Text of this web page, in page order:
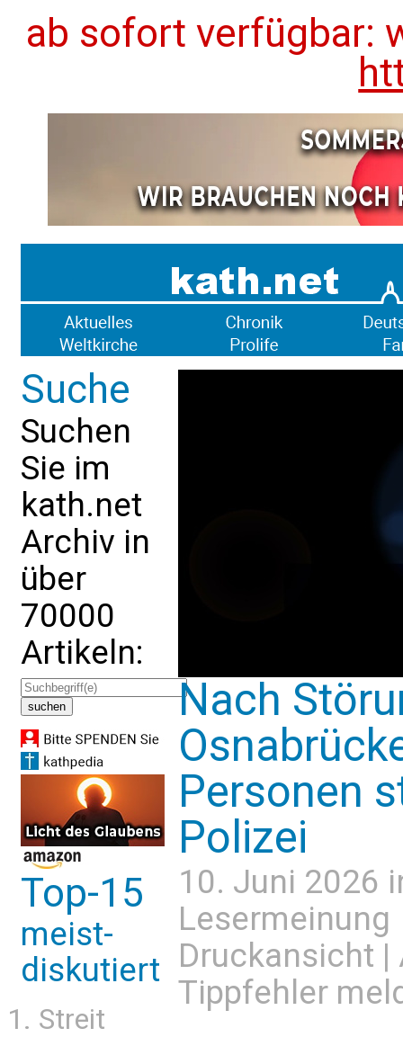
ab sofort verfügbar:
Suche
Suchen
Sie im
kath.net
Archiv in
über
70000
Artikeln:
Top-15
meist-
diskutiert
Streit
Nach
Personen
Polizei
10. Juni 2026
Lesermeinung
Druckansicht |
Tippfehler